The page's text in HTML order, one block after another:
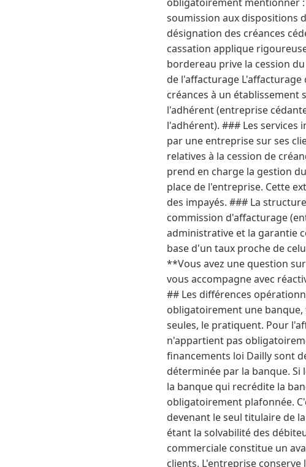
soumission aux dispositions
désignation des créances
cassation applique
bordereau prive la cession
de l'affacturage
créances à un établissement
l'adhérent (entreprise
l'adhérent). ### Les services
par une entreprise sur ses
relatives à la cession de
prend en charge la gestion
place de l'entreprise. Cette
des impayés. ### La
commission d'affacturage
administrative et la garantie
base d'un taux proche de
**Vous avez une question
vous accompagne avec
## Les différences
obligatoirement une banque,
seules, le pratiquent. Pour
n'appartient pas
financements loi Dailly sont
déterminée par la banque.
la banque qui recrédite la
obligatoirement plafonnée.
devenant le seul titulaire de
étant la solvabilité des
commerciale constitue un
clients. L'entreprise